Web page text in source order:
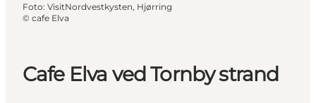
Cafe Elva ved Tornby strand
Foto: VisitNordvestkysten, Hjørring
© cafe Elva